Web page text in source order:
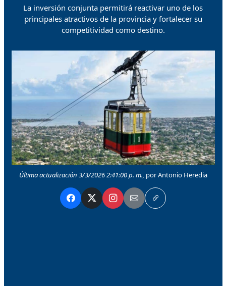
La inversión conjunta permitirá reactivar uno de los
principales atractivos de la provincia y fortalecer su
competitividad como destino.
Última actualización 3/3/2026 2:41:00 p. m., por Antonio Heredia